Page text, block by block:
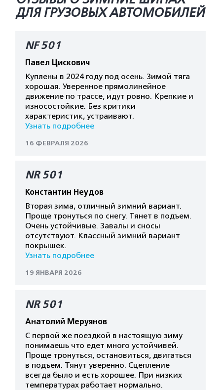
ДЛЯ ГРУЗОВЫХ АВТОМОБИЛЕЙ
NF 501
Павел Цискович
Куплены в 2024 году под осень. Зимой тяга
хорошая. Уверенное прямолинейное
движение по трассе, идут ровно. Крепкие и
износостойкие. Без критики
характеристик, устраивают.
Узнать подробнее
16 ФЕВРАЛЯ 2026
NR 501
Константин Неудов
Вторая зима, отличный зимний вариант.
Проще тронуться по снегу. Тянет в подъем.
Очень устойчивые. Завалы и сносы
отсутствуют. Классный зимний вариант
покрышек.
Узнать подробнее
19 ЯНВАРЯ 2026
NR 501
Анатолий Меруянов
С первой же поездкой в настоящую зиму
понимаешь что едет много устойчивей.
Проще тронуться, остановиться, двигаться
в подъем. Тянут уверенно. Сцепление
всегда было и есть хорошее. При низких
температурах работает нормально.